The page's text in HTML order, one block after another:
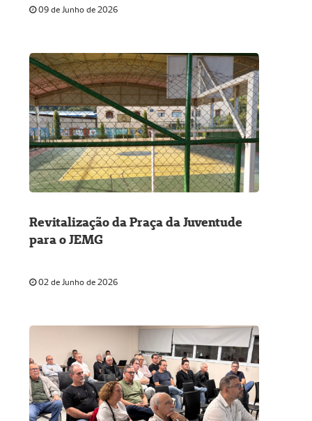
09 de Junho de 2026
Revitalização da Praça da Juventude
para o JEMG
02 de Junho de 2026